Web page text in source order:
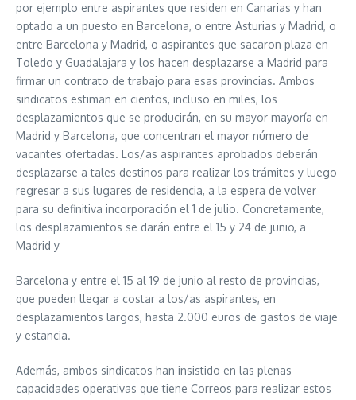
por ejemplo entre aspirantes que residen en Canarias y han
optado a un puesto en Barcelona, o entre Asturias y Madrid, o
entre Barcelona y Madrid, o aspirantes que sacaron plaza en
Toledo y Guadalajara y los hacen desplazarse a Madrid para
firmar un contrato de trabajo para esas provincias. Ambos
sindicatos estiman en cientos, incluso en miles, los
desplazamientos que se producirán, en su mayor mayoría en
Madrid y Barcelona, que concentran el mayor número de
vacantes ofertadas. Los/as aspirantes aprobados deberán
desplazarse a tales destinos para realizar los trámites y luego
regresar a sus lugares de residencia, a la espera de volver
para su definitiva incorporación el 1 de julio. Concretamente,
los desplazamientos se darán entre el 15 y 24 de junio, a
Madrid y
Barcelona y entre el 15 al 19 de junio al resto de provincias,
que pueden llegar a costar a los/as aspirantes, en
desplazamientos largos, hasta 2.000 euros de gastos de viaje
y estancia.
Además, ambos sindicatos han insistido en las plenas
capacidades operativas que tiene Correos para realizar estos